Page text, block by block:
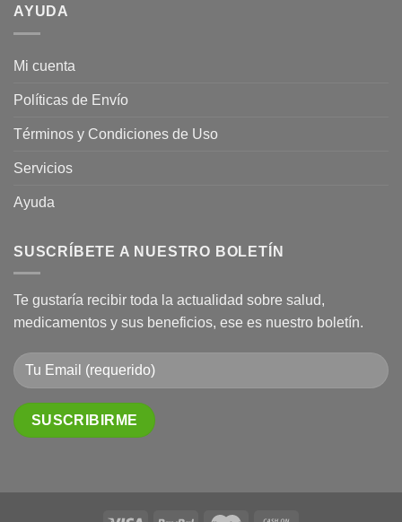
AYUDA
Mi cuenta
Políticas de Envío
Términos y Condiciones de Uso
Servicios
Ayuda
SUSCRÍBETE A NUESTRO BOLETÍN
Te gustaría recibir toda la actualidad sobre salud,
medicamentos y sus beneficios, ese es nuestro boletín.